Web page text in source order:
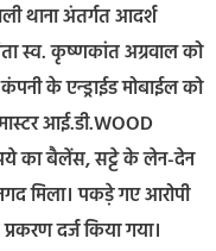
थाना अंतर्गत आदर्श
स्व. कृष्णकांत अग्रवाल को
के एन्ड्राईड मोबाईल को
आई.डी.WOOD
का बैलेंस, सट्टे के लेन-देन
मिला। पकड़े गए आरोपी
दर्ज किया गया।